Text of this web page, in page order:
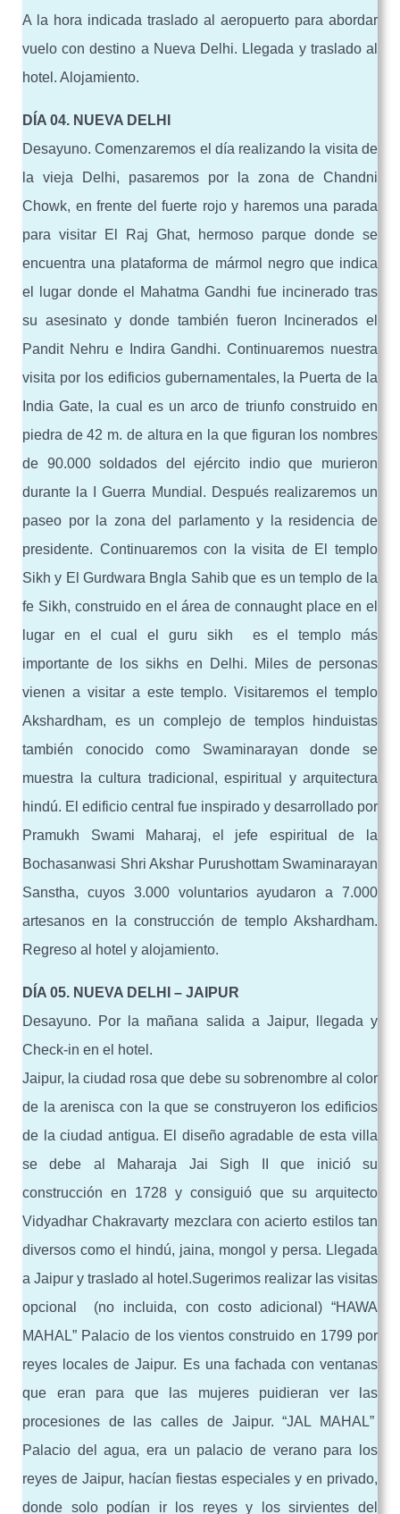
A la hora indicada traslado al aeropuerto para abordar
vuelo con destino a Nueva Delhi. Llegada y traslado al
hotel. Alojamiento.
DÍA 04. NUEVA DELHI
Desayuno. Comenzaremos el día realizando la visita de
la vieja Delhi, pasaremos por la zona de Chandni
Chowk, en frente del fuerte rojo y haremos una parada
para visitar El Raj Ghat, hermoso parque donde se
encuentra una plataforma de mármol negro que indica
el lugar donde el Mahatma Gandhi fue incinerado tras
su asesinato y donde también fueron Incinerados el
Pandit Nehru e Indira Gandhi. Continuaremos nuestra
visita por los edificios gubernamentales, la Puerta de la
India Gate, la cual es un arco de triunfo construido en
piedra de 42 m. de altura en la que figuran los nombres
de 90.000 soldados del ejército indio que murieron
durante la I Guerra Mundial. Después realizaremos un
paseo por la zona del parlamento y la residencia de
presidente. Continuaremos con la visita de El templo
Sikh y El Gurdwara Bngla Sahib que es un templo de la
fe Sikh, construido en el área de connaught place en el
lugar en el cual el guru sikh es el templo más
importante de los sikhs en Delhi. Miles de personas
vienen a visitar a este templo. Visitaremos el templo
Akshardham, es un complejo de templos hinduistas
también conocido como Swaminarayan donde se
muestra la cultura tradicional, espiritual y arquitectura
hindú. El edificio central fue inspirado y desarrollado por
Pramukh Swami Maharaj, el jefe espiritual de la
Bochasanwasi Shri Akshar Purushottam Swaminarayan
Sanstha, cuyos 3.000 voluntarios ayudaron a 7.000
artesanos en la construcción de templo Akshardham.
Regreso al hotel y alojamiento.
DÍA 05. NUEVA DELHI – JAIPUR
Desayuno. Por la mañana salida a Jaipur, llegada y
Check-in en el hotel.
Jaipur, la ciudad rosa que debe su sobrenombre al color
de la arenisca con la que se construyeron los edificios
de la ciudad antigua. El diseño agradable de esta villa
se debe al Maharaja Jai Sigh II que inició su
construcción en 1728 y consiguió que su arquitecto
Vidyadhar Chakravarty mezclara con acierto estilos tan
diversos como el hindú, jaina, mongol y persa. Llegada
a Jaipur y traslado al hotel.Sugerimos realizar las visitas
opcional (no incluida, con costo adicional) “HAWA
MAHAL” Palacio de los vientos construido en 1799 por
reyes locales de Jaipur. Es una fachada con ventanas
que eran para que las mujeres puidieran ver las
procesiones de las calles de Jaipur. “JAL MAHAL”
Palacio del agua, era un palacio de verano para los
reyes de Jaipur, hacían fiestas especiales y en privado,
donde solo podían ir los reyes y los sirvientes del